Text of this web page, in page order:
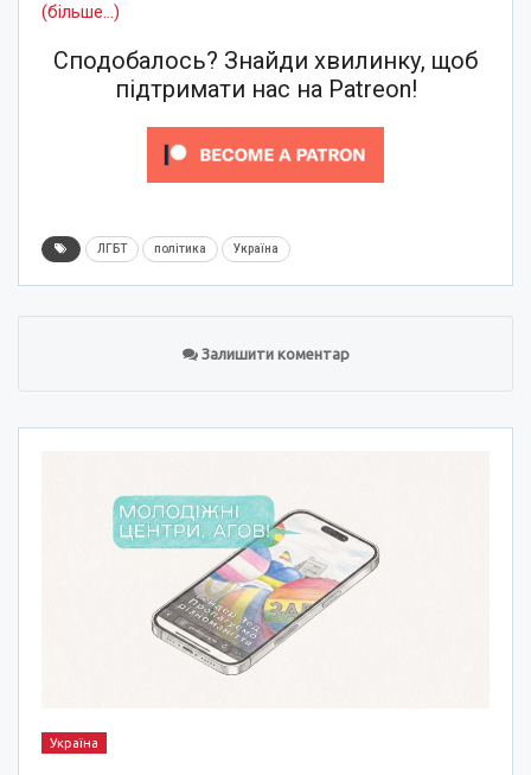
(більше…)
Сподобалось? Знайди хвилинку, щоб
підтримати нас на Patreon!
ЛГБТ політика Україна
Залишити коментар
Україна